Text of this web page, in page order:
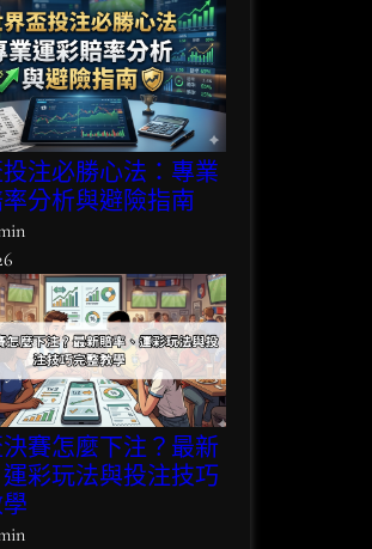
注必勝心法：專業
分析與避險指南
賽怎麼下注？最新
彩玩法與投注技巧